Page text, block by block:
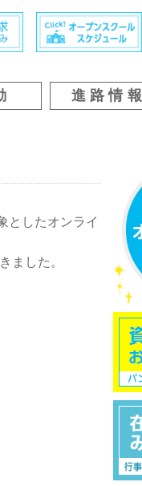
進路情報
としたオンライ
ました。